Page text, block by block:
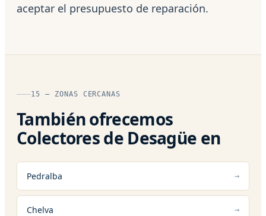
aceptar el presupuesto de reparación.
15 — ZONAS CERCANAS
También ofrecemos
Colectores de Desagüe en
Pedralba
Chelva